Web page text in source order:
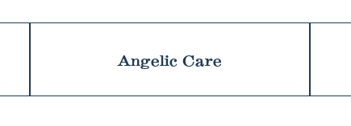
Angelic Care